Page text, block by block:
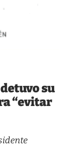
su
“evitar